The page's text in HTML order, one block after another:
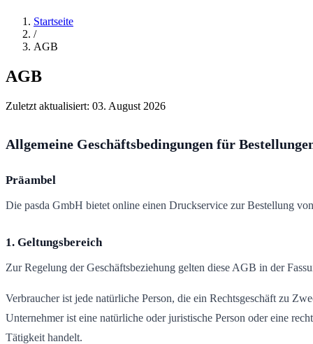
Startseite
/
AGB
AGB
Zuletzt aktualisiert: 03. August 2026
Allgemeine Geschäftsbedingungen für
Präambel
Die pasda GmbH bietet online einen Druckservice zur Bestellung
1. Geltungsbereich
Zur Regelung der Geschäftsbeziehung gelten diese AGB in der
Verbraucher ist jede natürliche Person, die ein Rechtsgeschäft zu
Unternehmer ist eine natürliche oder juristische Person oder eine
Tätigkeit handelt.